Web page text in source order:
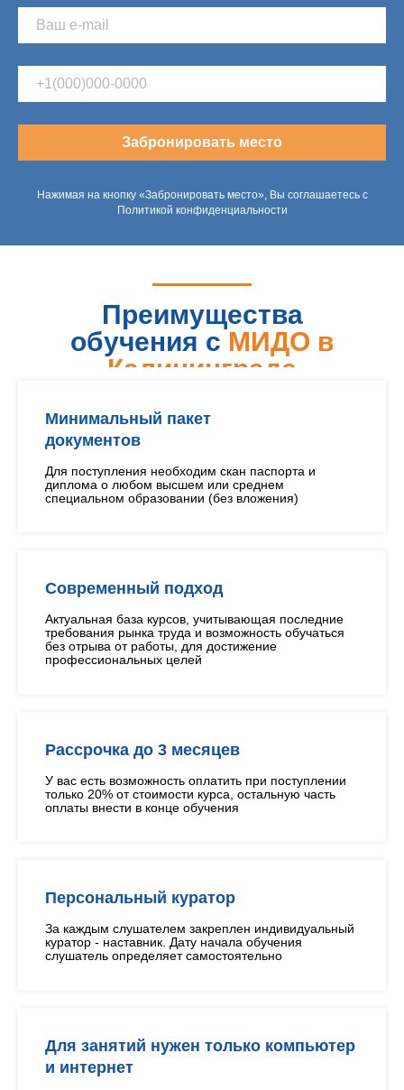
Забронировать место
Нажимая на кнопку «Забронировать место», Вы соглашаетесь с
Политикой конфиденциальности
Преимущества
обучения с МИДО в
Калининграде
Минимальный пакет
документов
Для поступления необходим скан паспорта и
диплома о любом высшем или среднем
специальном образовании (без вложения)
Современный подход
Актуальная база курсов, учитывающая последние
требования рынка труда и возможность обучаться
без отрыва от работы, для достижение
профессиональных целей
Рассрочка до 3 месяцев
У вас есть возможность оплатить при поступлении
только 20% от стоимости курса, остальную часть
оплаты внести в конце обучения
Персональный куратор
За каждым слушателем закреплен индивидуальный
куратор - наставник. Дату начала обучения
слушатель определяет самостоятельно
Для занятий нужен только компьютер
и интернет